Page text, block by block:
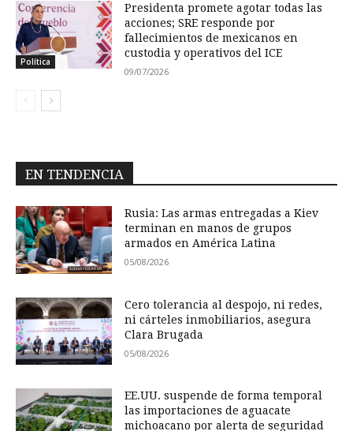
Política
Presidenta promete agotar todas las
acciones; SRE responde por
fallecimientos de mexicanos en
custodia y operativos del ICE
09/07/2026
EN TENDENCIA
Rusia: Las armas entregadas a Kiev
terminan en manos de grupos
armados en América Latina
05/08/2026
Cero tolerancia al despojo, ni redes,
ni cárteles inmobiliarios, asegura
Clara Brugada
05/08/2026
EE.UU. suspende de forma temporal
las importaciones de aguacate
michoacano por alerta de seguridad